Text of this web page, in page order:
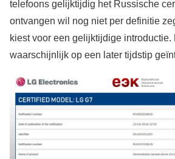
telefoons gelijktijdig het Russische
ontvangen wil nog niet per definitie
kiest voor een gelijktijdige introductie.
waarschijnlijk op een later tijdstip